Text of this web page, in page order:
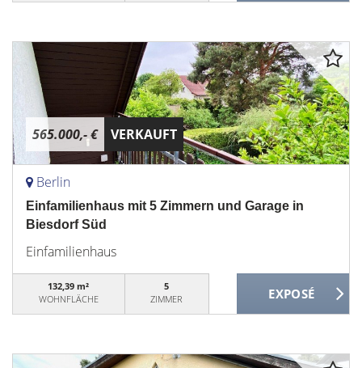
565.000,- € VERKAUFT
Berlin
Einfamilienhaus mit 5 Zimmern und Garage in
Biesdorf Süd
Einfamilienhaus
132,39 m²
WOHNFLÄCHE
5
ZIMMER